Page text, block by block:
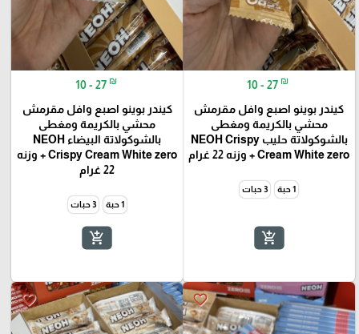
10 - 27 ₪
كيندر بوينو اصبع وافل مقرمش
محشي بالكريمة ومغطى
بالشوكولاتة حليب NEOH Crispy
Cream White zero + وزنه 22 غرام
1 حبة 3 حبات
add_shopping_cart
10 - 27 ₪
كيندر بوينو اصبع وافل مقرمش
محشي بالكريمة ومغطى
بالشوكولاتة البيضاء NEOH
Crispy Cream White zero + وزنه
22 غرام
1 حبة 3 حبات
add_shopping_cart
favorite_border
favorite_border